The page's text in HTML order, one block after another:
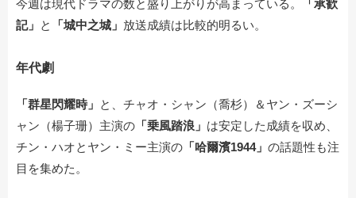
今週は現代ドラマの数と盛り上がりが高まっている。
「承歓
記」 と 「城中之城」 放送成績は比較的明るい。
年代劇
「群星閃耀時」 と、チャオ・シャン（喬杉）＆ヤン・ズーシ
ャン（楊子珊）主演の 「乗風踏浪」 は安定した成績を収め、
チン・ハオとヤン・ミー主演の 「哈爾濱1944」 の話題性も注
目を集めた。